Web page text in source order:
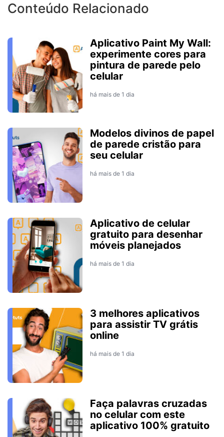
Conteúdo Relacionado
Aplicativo Paint My Wall:
experimente cores para
pintura de parede pelo
celular
há mais de 1 dia
Modelos divinos de papel
de parede cristão para
seu celular
há mais de 1 dia
Aplicativo de celular
gratuito para desenhar
móveis planejados
há mais de 1 dia
3 melhores aplicativos
para assistir TV grátis
online
há mais de 1 dia
Faça palavras cruzadas
no celular com este
aplicativo 100% gratuito